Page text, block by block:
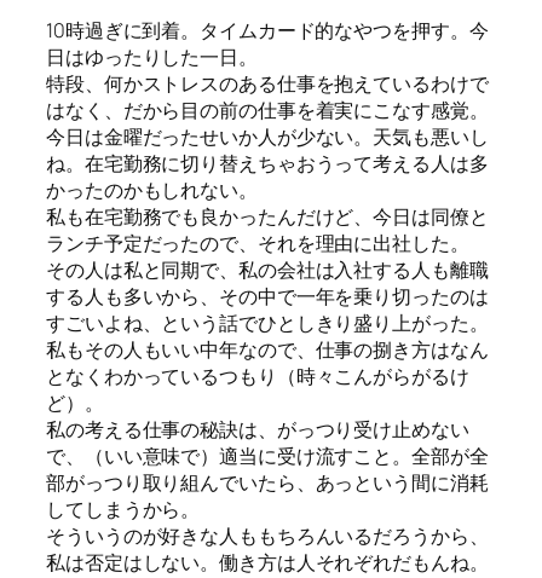
10時過ぎに到着。タイムカード的なやつを押す。今
日はゆったりした一日。
特段、何かストレスのある仕事を抱えているわけで
はなく、だから目の前の仕事を着実にこなす感覚。
今日は金曜だったせいか人が少ない。天気も悪いし
ね。在宅勤務に切り替えちゃおうって考える人は多
かったのかもしれない。
私も在宅勤務でも良かったんだけど、今日は同僚と
ランチ予定だったので、それを理由に出社した。
その人は私と同期で、私の会社は入社する人も離職
する人も多いから、その中で一年を乗り切ったのは
すごいよね、という話でひとしきり盛り上がった。
私もその人もいい中年なので、仕事の捌き方はなん
となくわかっているつもり（時々こんがらがるけ
ど）。
私の考える仕事の秘訣は、がっつり受け止めない
で、（いい意味で）適当に受け流すこと。全部が全
部がっつり取り組んでいたら、あっという間に消耗
してしまうから。
そういうのが好きな人ももちろんいるだろうから、
私は否定はしない。働き方は人それぞれだもんね。